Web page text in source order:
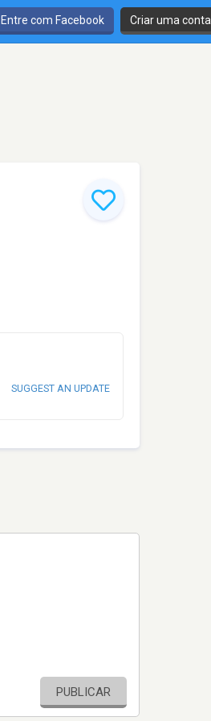
Entre com Facebook Criar uma conta
SUGGEST AN UPDATE
PUBLICAR